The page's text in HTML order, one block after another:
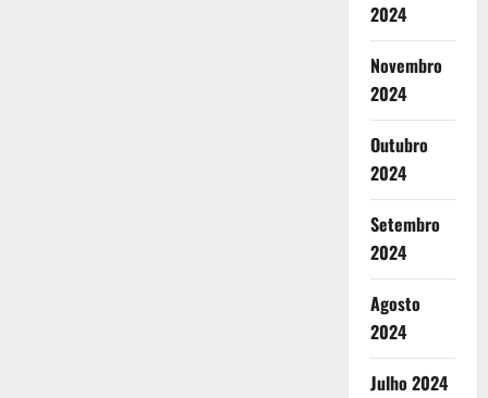
2024
Novembro
2024
Outubro
2024
Setembro
2024
Agosto
2024
Julho 2024